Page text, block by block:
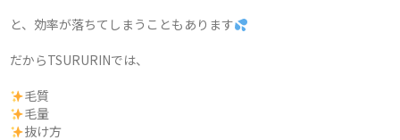
と、効率が落ちてしまうこともあります
だからTSURURINでは、
毛質
毛量
抜け方